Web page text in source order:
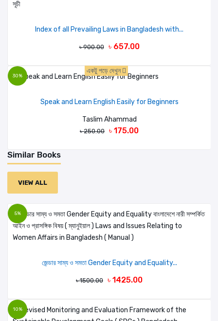
Index of all Prevailing Laws in Bangladesh with...
৳ 900.00 ৳ 657.00
30%
একটু পড়ে দেখুন
Speak and Learn English Easily for Beginners
Taslim Ahammad
৳ 250.00 ৳ 175.00
Similar Books
VIEW ALL
5%
জেন্ডার সাম্য ও সমতা Gender Equity and Equality...
৳ 1500.00 ৳ 1425.00
10%